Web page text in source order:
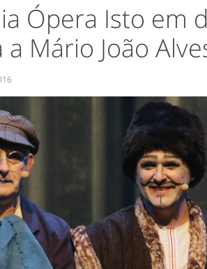
Ópera Isto em
Mário João